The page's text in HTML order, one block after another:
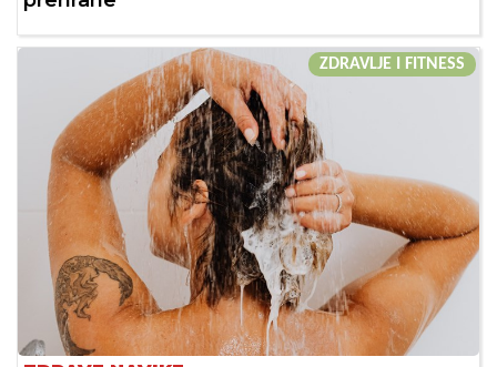
ZDRAVLJE I FITNESS